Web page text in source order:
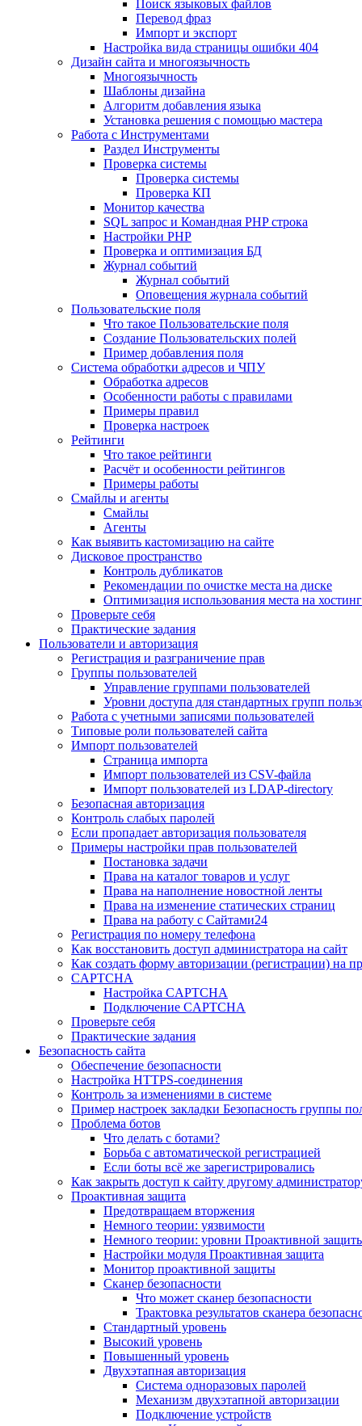
Поиск языковых файлов
Перевод фраз
Импорт и экспорт
Настройка вида страницы ошибки 404
Дизайн сайта и многоязычность
Многоязычность
Шаблоны дизайна
Алгоритм добавления языка
Установка решения с помощью мастера
Работа с Инструментами
Раздел Инструменты
Проверка системы
Проверка системы
Проверка КП
Монитор качества
SQL запрос и Командная PHP строка
Настройки PHP
Проверка и оптимизация БД
Журнал событий
Журнал событий
Оповещения журнала событий
Пользовательские поля
Что такое Пользовательские поля
Создание Пользовательских полей
Пример добавления поля
Система обработки адресов и ЧПУ
Обработка адресов
Особенности работы с правилами
Примеры правил
Проверка настроек
Рейтинги
Что такое рейтинги
Расчёт и особенности рейтингов
Примеры работы
Смайлы и агенты
Смайлы
Агенты
Как выявить кастомизацию на сайте
Дисковое пространство
Контроль дубликатов
Рекомендации по очистке места на диске
Оптимизация использования места на
Проверьте себя
Практические задания
Пользователи и авторизация
Регистрация и разграничение прав
Группы пользователей
Управление группами пользователей
Уровни доступа для стандартных групп
Работа с учетными записями пользователей
Типовые роли пользователей сайта
Импорт пользователей
Страница импорта
Импорт пользователей из CSV-файла
Импорт пользователей из LDAP-directory
Безопасная авторизация
Контроль слабых паролей
Если пропадает авторизация пользователя
Примеры настройки прав пользователей
Постановка задачи
Права на каталог товаров и услуг
Права на наполнение новостной ленты
Права на изменение статических страниц
Права на работу с Сайтами24
Регистрация по номеру телефона
Как восстановить доступ администратора на сайт
Как создать форму авторизации (регистрации) на
CAPTCHA
Настройка CAPTCHA
Подключение CAPTCHA
Проверьте себя
Практические задания
Безопасность сайта
Обеспечение безопасности
Настройка HTTPS-соединения
Контроль за изменениями в системе
Пример настроек закладки Безопасность группы
Проблема ботов
Что делать с ботами?
Борьба с автоматической регистрацией
Если боты всё же зарегистрировались
Как закрыть доступ к сайту другому
Проактивная защита
Предотвращаем вторжения
Немного теории: уязвимости
Немного теории: уровни Проактивной
Настройки модуля Проактивная защита
Монитор проактивной защиты
Сканер безопасности
Что может сканер безопасности
Трактовка результатов сканера
Стандартный уровень
Высокий уровень
Повышенный уровень
Двухэтапная авторизация
Система одноразовых паролей
Механизм двухэтапной авторизации
Подключение устройств